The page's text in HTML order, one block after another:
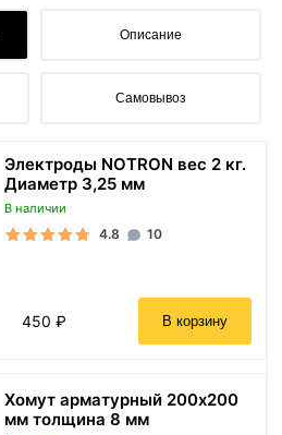
Описание
Самовывоз
Электроды NOTRON вес 2 кг.
Диаметр 3,25 мм
В наличии
4.8 10
450 ₽ В корзину
Хомут арматурный 200х200
мм толщина 8 мм